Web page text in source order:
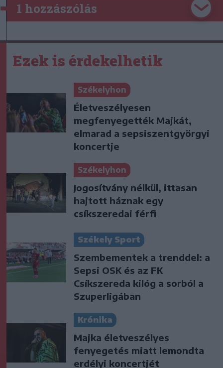
1 hozzászólás
Ezek is érdekelhetik
Székelyhon
Életveszélyesen
megfenyegették Majkát,
elmarad a sepsiszentgyörgyi
koncertje
Székelyhon
Jogosítvány nélkül, ittasan
hajtott háznak egy
csíkszeredai férfi
Székely Sport
Szembementek a trenddel: a
Sepsi OSK és az FK
Csíkszereda kilóg a sorból a
Szuperligában
Krónika
Majka életveszélyes
fenyegetés miatt lemondta
erdélyi koncertjét